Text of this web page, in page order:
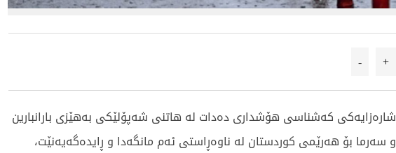
+
-
شارەزایەکی کەشناسی هۆشداری دەدات لە هاتنی شەپۆلێکی بەهێزی بارانبارین
و سەرما بۆ هەرێمی کوردستان لە ناوەڕاستی ئەم مانگەدا و ڕایدەگەیەنێت،